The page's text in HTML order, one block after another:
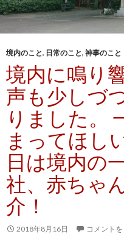
境内のこと, 日常のこと, 神事のこと
境内に鳴り
声も少しづ
りました。
まってほし
日は境内の
社、赤ちゃ
介！
2018年8月16日 コメント